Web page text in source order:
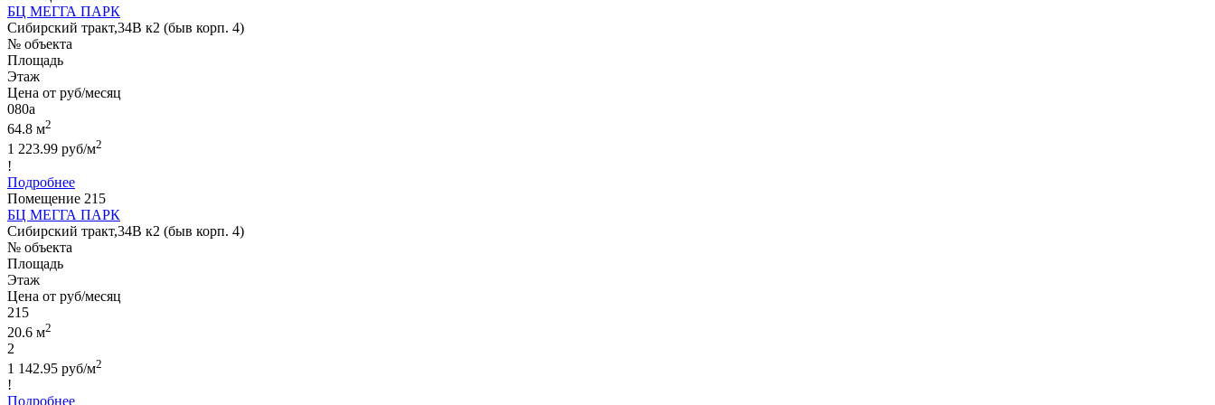
БЦ МЕГГА ПАРК
Сибирский тракт,34В к2 (быв корп. 4)
№ объекта
Площадь
Этаж
Цена от руб/месяц
080а
64.8 м2
1 223.99 руб/м2
!
Подробнее
Помещение 215
БЦ МЕГГА ПАРК
Сибирский тракт,34В к2 (быв корп. 4)
№ объекта
Площадь
Этаж
Цена от руб/месяц
215
20.6 м2
2
1 142.95 руб/м2
!
Подробнее